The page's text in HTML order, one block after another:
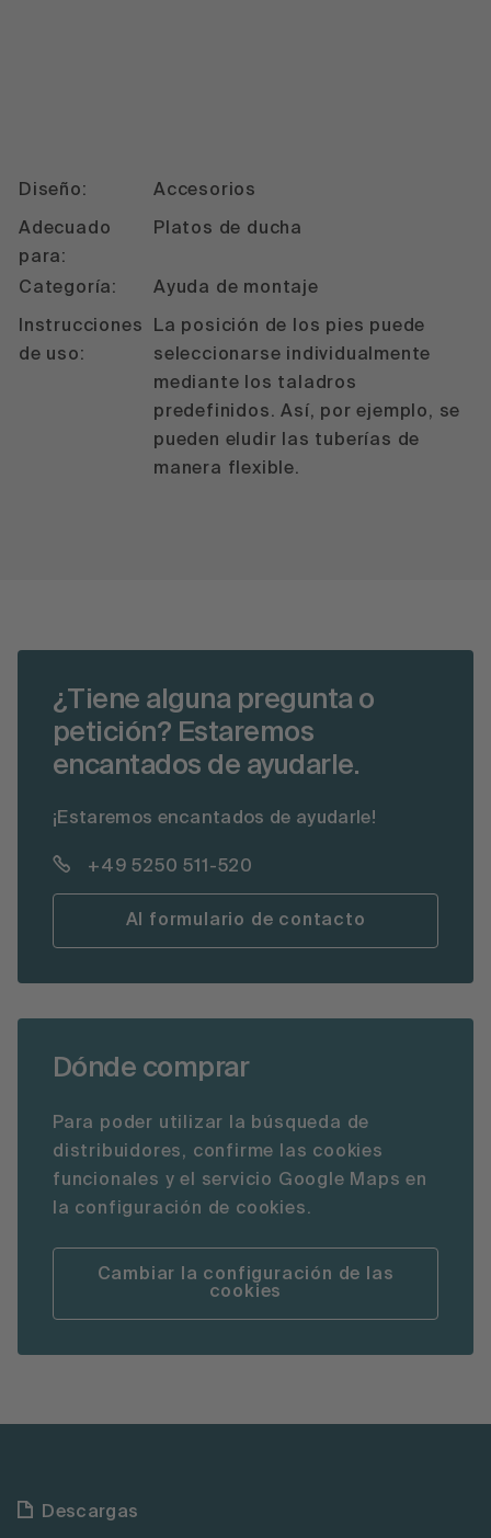
Diseño: Accesorios
Adecuado
para:
Platos de ducha
Categoría: Ayuda de montaje
Instrucciones
de uso:
La posición de los pies puede
seleccionarse individualmente
mediante los taladros
predefinidos. Así, por ejemplo, se
pueden eludir las tuberías de
manera flexible.
¿Tiene alguna pregunta o
petición? Estaremos
encantados de ayudarle.
¡Estaremos encantados de ayudarle!
+49 5250 511-520
Al formulario de contacto
Dónde comprar
Para poder utilizar la búsqueda de
distribuidores, confirme las cookies
funcionales y el servicio Google Maps en
la configuración de cookies.
Cambiar la configuración de las
cookies
Descargas